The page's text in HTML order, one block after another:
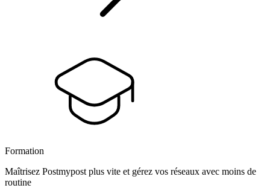
Formation
Maîtrisez Postmypost plus vite et gérez vos réseaux avec moins de
routine